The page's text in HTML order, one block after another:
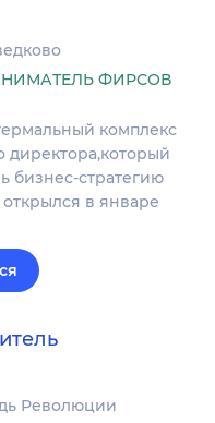
ФИРСОВ
комплекс
бизнес-стратегию
в январе
Революции